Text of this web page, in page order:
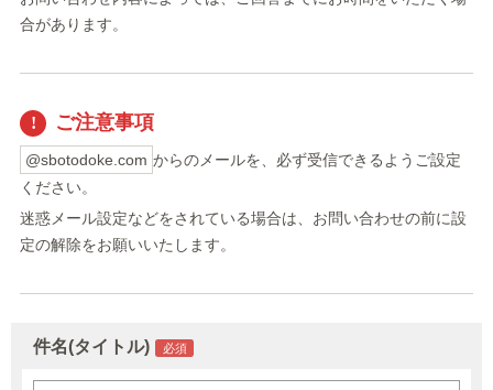
合があります。
ご注意事項
@sbotodoke.com からのメールを、必ず受信できるようご設定
ください。
迷惑メール設定などをされている場合は、お問い合わせの前に設
定の解除をお願いいたします。
件名(タイトル)